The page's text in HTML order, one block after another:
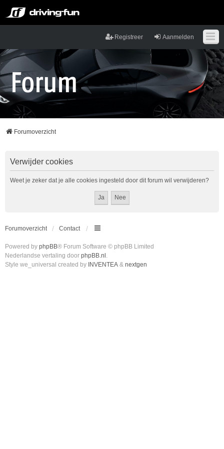
Aanmelden
Registreer
Forumoverzicht
Verwijder cookies
Weet je zeker dat je alle cookies ingesteld door dit forum wil verwijderen?
Forumoverzicht Contact
Powered by phpBB® Forum Software © phpBB Limited
Nederlandse vertaling door phpBB.nl .
Style we_universal created by INVENTEA & nextgen